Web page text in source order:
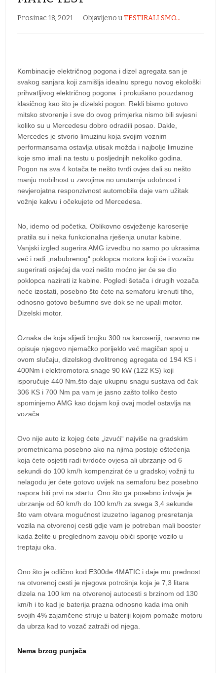
Prosinac 18, 2021 Objavljeno uTESTIRALI SMO...
Kombinacije električnog pogona i dizel agregata san je
svakog sanjara koji zamišlja idealnu spregu novog ekološki
prihvatljivog električnog pogona i prokušano pouzdanog
klasičnog kao što je dizelski pogon. Rekli bismo gotovo
mitsko stvorenje i sve do ovog primjerka nismo bili svjesni
koliko su u Mercedesu dobro odradili posao. Dakle,
Mercedes je stvorio limuzinu koja svojim voznim
performansama ostavlja utisak možda i najbolje limuzine
koje smo imali na testu u posljednjih nekoliko godina.
Pogon na sva 4 kotača te nešto tvrđi ovjes dali su nešto
manju mobilnost u zavojima no unutarnja udobnost i
nevjerojatna responzivnost automobila daje vam užitak
vožnje kakvu i očekujete od Mercedesa.
No, idemo od početka. Oblikovno osvježenje karoserije
pratila su i neka funkcionalna rješenja unutar kabine.
Vanjski izgled sugerira AMG izvedbu no samo po ukrasima
već i radi „nabubrenog“ poklopca motora koji će i vozaču
sugerirati osjećaj da vozi nešto moćno jer će se dio
poklopca nazirati iz kabine. Pogledi šetača i drugih vozača
neće izostati, posebno što ćete na semaforu krenuti tiho,
odnosno gotovo bešumno sve dok se ne upali motor.
Dizelski motor.
Oznaka de koja slijedi brojku 300 na karoseriji, naravno ne
opisuje njegovo njemačko porijeklo već magičan spoj u
ovom slučaju, dizelskog dvolitrenog agregata od 194 KS i
400Nm i elektromotora snage 90 kW (122 KS) koji
isporučuje 440 Nm.što daje ukupnu snagu sustava od čak
306 KS i 700 Nm pa vam je jasno zašto toliko često
spominjemo AMG kao dojam koji ovaj model ostavlja na
vozača.
Ovo nije auto iz kojeg ćete „izvući“ najviše na gradskim
prometnicama posebno ako na njima postoje oštećenja
koja ćete osjetiti radi tvrdoće ovjesa ali ubrzanje od 6
sekundi do 100 km/h kompenzirat će u gradskoj vožnji tu
nelagodu jer ćete gotovo uvijek na semaforu bez posebno
napora biti prvi na startu. Ono što ga posebno izdvaja je
ubrzanje od 60 km/h do 100 km/h za svega 3,4 sekunde
što vam otvara mogućnost izuzetno laganog presretanja
vozila na otvorenoj cesti gdje vam je potreban mali booster
kada želite u preglednom zavoju obići sporije vozilo u
treptaju oka.
Ono što je odlično kod E300de 4MATIC i daje mu prednost
na otvorenoj cesti je njegova potrošnja koja je 7,3 litara
dizela na 100 km na otvorenoj autocesti s brzinom od 130
km/h i to kad je baterija prazna odnosno kada ima onih
svojih 4% zajamčene struje u bateriji kojom pomaže motoru
da ubrza kad to vozač zatraži od njega.
Nema brzog punjača